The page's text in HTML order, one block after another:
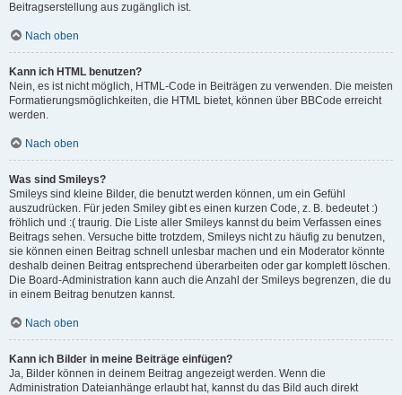
Beitragserstellung aus zugänglich ist.
Nach oben
Kann ich HTML benutzen?
Nein, es ist nicht möglich, HTML-Code in Beiträgen zu verwenden. Die meisten
Formatierungsmöglichkeiten, die HTML bietet, können über BBCode erreicht
werden.
Nach oben
Was sind Smileys?
Smileys sind kleine Bilder, die benutzt werden können, um ein Gefühl
auszudrücken. Für jeden Smiley gibt es einen kurzen Code, z. B. bedeutet :)
fröhlich und :( traurig. Die Liste aller Smileys kannst du beim Verfassen eines
Beitrags sehen. Versuche bitte trotzdem, Smileys nicht zu häufig zu benutzen,
sie können einen Beitrag schnell unlesbar machen und ein Moderator könnte
deshalb deinen Beitrag entsprechend überarbeiten oder gar komplett löschen.
Die Board-Administration kann auch die Anzahl der Smileys begrenzen, die du
in einem Beitrag benutzen kannst.
Nach oben
Kann ich Bilder in meine Beiträge einfügen?
Ja, Bilder können in deinem Beitrag angezeigt werden. Wenn die
Administration Dateianhänge erlaubt hat, kannst du das Bild auch direkt